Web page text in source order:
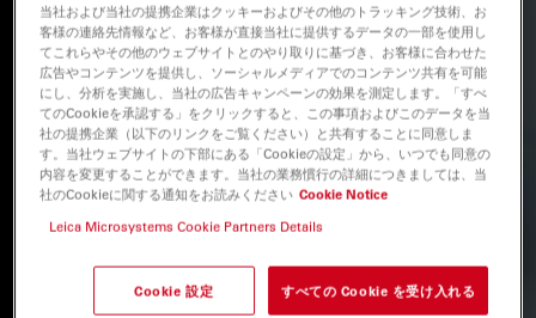
当社および当社の提携企業はクッキーおよびその他のトラッキング技術、お
客様の連絡先情報など、お客様が直接当社に提供するデータの一部を使用し
てこれらやその他のウェブサイトとのやり取りに基づき、お客様に合わせた
広告やコンテンツを提供し、ソーシャルメディアでのコンテンツ共有を可能
にし、分析を実施し、当社の広告キャンペーンの効果を測定します。「すべ
てのCookieを承認する」をクリックすると、この事項およびこのデータを当
社の提携企業（以下のリンクをご覧ください）と共有することに同意しま
す。当社ウェブサイトの下部にある「Cookieの設定」から、いつでも同意の
内容を変更することができます。当社の業務慣行の詳細につきましては、当
社のCookieに関する通知をお読みください Cookie Notice
Leica Microsystems Cookie Partners Details
Cookie 設定 すべての Cookie を受け入れる